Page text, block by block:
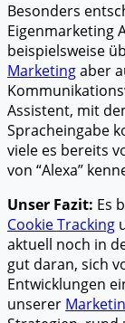
Besonders
Eigenmarketing
beispielsweise
Marketingaber
Assistent, mit
Spracheingabe
viele es bereits
von “Alexa”
Unser Fazit: Es
Cookie Tracking
aktuell noch in
gut daran, sich
Entwicklungen
unserer